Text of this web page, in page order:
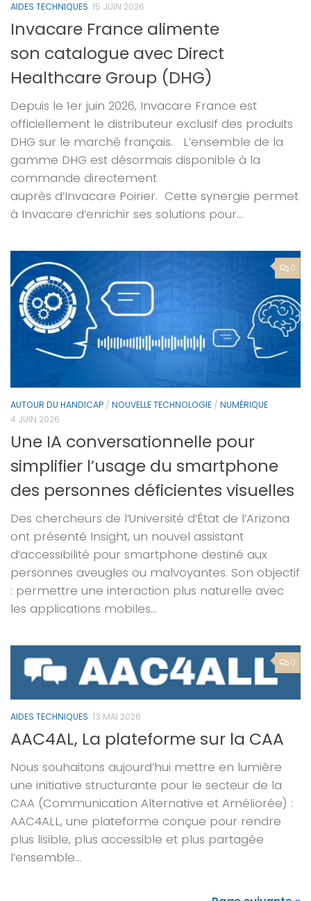
AIDES TECHNIQUES 15 JUIN 2026
Invacare France alimente
son catalogue avec Direct
Healthcare Group (DHG)
Depuis le 1er juin 2026, Invacare France est
officiellement le distributeur exclusif des produits
DHG sur le marché français. L’ensemble de la
gamme DHG est désormais disponible à la
commande directement
auprès d’Invacare Poirier. Cette synergie permet
à Invacare d’enrichir ses solutions pour...
0
AUTOUR DU HANDICAP / NOUVELLE TECHNOLOGIE / NUMÉRIQUE
4 JUIN 2026
Une IA conversationnelle pour
simplifier l’usage du smartphone
des personnes déficientes visuelles
Des chercheurs de l’Université d’État de l’Arizona
ont présenté Insight, un nouvel assistant
d’accessibilité pour smartphone destiné aux
personnes aveugles ou malvoyantes. Son objectif
: permettre une interaction plus naturelle avec
les applications mobiles...
0
AIDES TECHNIQUES 13 MAI 2026
AAC4AL, La plateforme sur la CAA
Nous souhaitons aujourd’hui mettre en lumière
une initiative structurante pour le secteur de la
CAA (Communication Alternative et Améliorée) :
AAC4ALL, une plateforme conçue pour rendre
plus lisible, plus accessible et plus partagée
l’ensemble...